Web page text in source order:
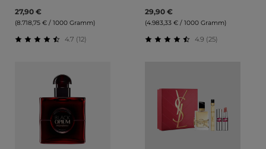
27,90 €
(8.718,75 € / 1000 Gramm)
4.7 (12)
29,90 €
(4.983,33 € / 1000 Gramm)
4.9 (25)